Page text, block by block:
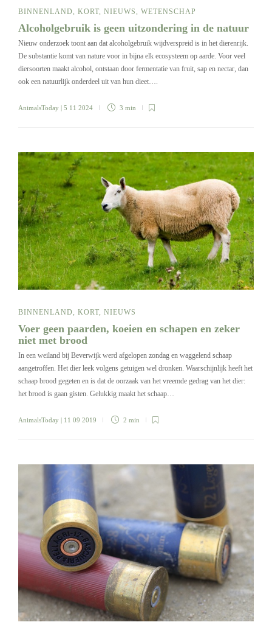
BINNENLAND, KORT, NIEUWS, WETENSCHAP
Alcoholgebruik is geen uitzondering in de natuur
Nieuw onderzoek toont aan dat alcoholgebruik wijdverspreid is in het dierenrijk.
De substantie komt van nature voor in bijna elk ecosysteem op aarde. Voor veel
diersoorten maakt alcohol, ontstaan door fermentatie van fruit, sap en nectar, dan
ook een natuurlijk onderdeel uit van hun dieet….
AnimalsToday | 5 11 2024 3 min
BINNENLAND, KORT, NIEUWS
Voer geen paarden, koeien en schapen en zeker
niet met brood
In een weiland bij Beverwijk werd afgelopen zondag en waggelend schaap
aangetroffen. Het dier leek volgens getuigen wel dronken. Waarschijnlijk heeft het
schaap brood gegeten en is dat de oorzaak van het vreemde gedrag van het dier:
het brood is gaan gisten. Gelukkig maakt het schaap…
AnimalsToday | 11 09 2019 2 min